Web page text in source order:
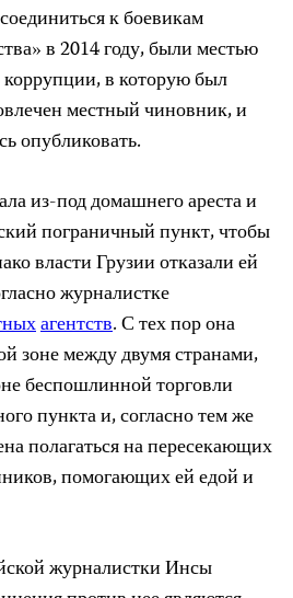
к боевикам
в 2014 году, были местью
коррупции, в которую был
местный чиновник, и
опубликовать.
из-под домашнего ареста и
пограничный пункт, чтобы
власти Грузии отказали ей
журналистке
агентств. С тех пор она
зоне между двумя странами,
беспошлинной торговли
пункта и, согласно тем же
полагаться на пересекающих
помогающих ей едой и
журналистки Инсы